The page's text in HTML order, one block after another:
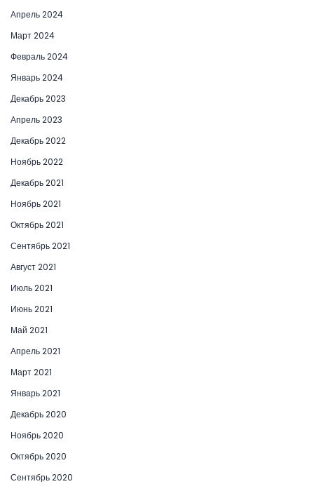
Апрель 2024
Март 2024
Февраль 2024
Январь 2024
Декабрь 2023
Апрель 2023
Декабрь 2022
Ноябрь 2022
Декабрь 2021
Ноябрь 2021
Октябрь 2021
Сентябрь 2021
Август 2021
Июль 2021
Июнь 2021
Май 2021
Апрель 2021
Март 2021
Январь 2021
Декабрь 2020
Ноябрь 2020
Октябрь 2020
Сентябрь 2020